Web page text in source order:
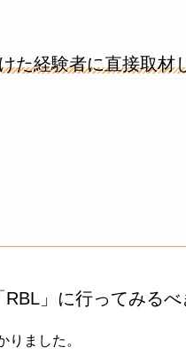
た経験者に直接取材
」に行ってみるべ
りました。